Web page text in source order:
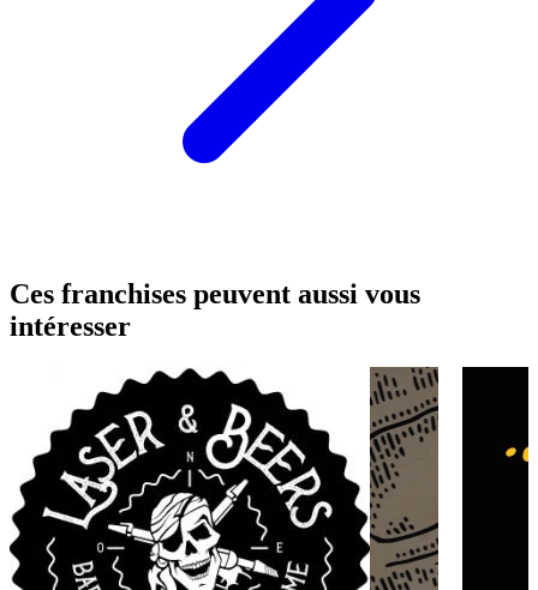
Ces franchises peuvent aussi vous
intéresser